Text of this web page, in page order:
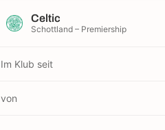
Celtic
Schottland – Premiership
Im Klub seit
von